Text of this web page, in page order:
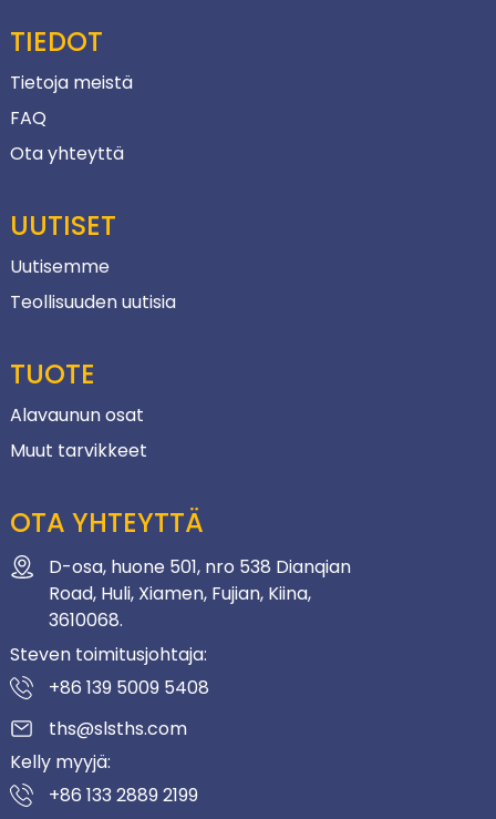
TIEDOT
Tietoja meistä
FAQ
Ota yhteyttä
UUTISET
Uutisemme
Teollisuuden uutisia
TUOTE
Alavaunun osat
Muut tarvikkeet
OTA YHTEYTTÄ
D-osa, huone 501, nro 538 Dianqian
Road, Huli, Xiamen, Fujian, Kiina,
3610068.
Steven toimitusjohtaja:
+86 139 5009 5408
ths@slsths.com
Kelly myyjä:
+86 133 2889 2199